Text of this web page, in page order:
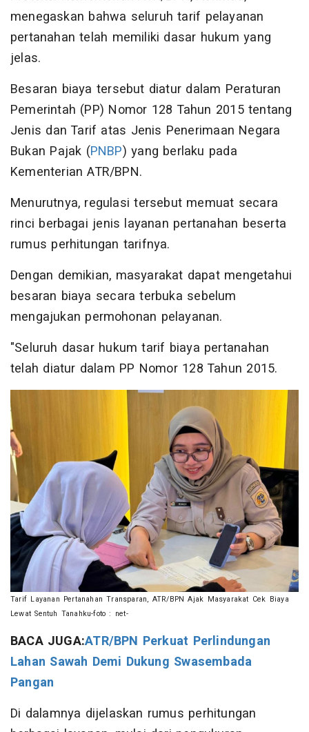
menegaskan bahwa seluruh tarif pelayanan
pertanahan telah memiliki dasar hukum yang
jelas.
Besaran biaya tersebut diatur dalam Peraturan
Pemerintah (PP) Nomor 128 Tahun 2015 tentang
Jenis dan Tarif atas Jenis Penerimaan Negara
Bukan Pajak (PNBP) yang berlaku pada
Kementerian ATR/BPN.
Menurutnya, regulasi tersebut memuat secara
rinci berbagai jenis layanan pertanahan beserta
rumus perhitungan tarifnya.
Dengan demikian, masyarakat dapat mengetahui
besaran biaya secara terbuka sebelum
mengajukan permohonan pelayanan.
"Seluruh dasar hukum tarif biaya pertanahan
telah diatur dalam PP Nomor 128 Tahun 2015.
Tarif Layanan Pertanahan Transparan, ATR/BPN Ajak Masyarakat Cek Biaya
Lewat Sentuh Tanahku-foto : net-
BACA JUGA:ATR/BPN Perkuat Perlindungan
Lahan Sawah Demi Dukung Swasembada
Pangan
Di dalamnya dijelaskan rumus perhitungan